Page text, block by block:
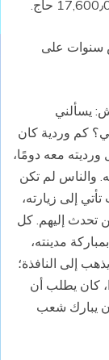
سنوات على
يسألني
كم وردية كان
ورديته معه دومًا،
والناس لم تكن
إلى زيارته،
تحدث إليهم. كل
مدينته،
إلى النافذة؛
كان يطلب أن
يبارك شعب